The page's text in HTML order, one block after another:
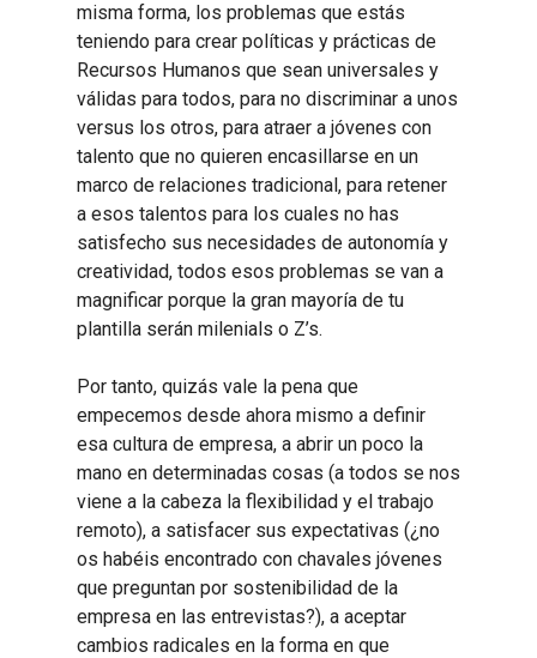
misma forma, los problemas que estás
teniendo para crear políticas y prácticas de
Recursos Humanos que sean universales y
válidas para todos, para no discriminar a unos
versus los otros, para atraer a jóvenes con
talento que no quieren encasillarse en un
marco de relaciones tradicional, para retener
a esos talentos para los cuales no has
satisfecho sus necesidades de autonomía y
creatividad, todos esos problemas se van a
magnificar porque la gran mayoría de tu
plantilla serán milenials o Z’s.
Por tanto, quizás vale la pena que
empecemos desde ahora mismo a definir
esa cultura de empresa, a abrir un poco la
mano en determinadas cosas (a todos se nos
viene a la cabeza la flexibilidad y el trabajo
remoto), a satisfacer sus expectativas (¿no
os habéis encontrado con chavales jóvenes
que preguntan por sostenibilidad de la
empresa en las entrevistas?), a aceptar
cambios radicales en la forma en que